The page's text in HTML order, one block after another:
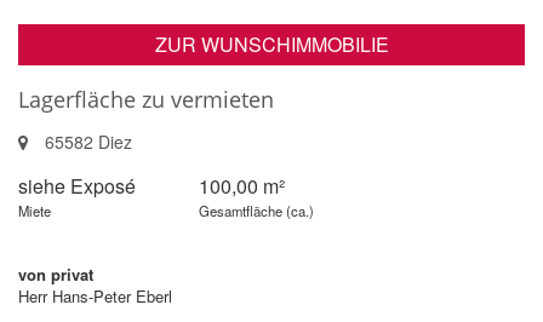
ZUR WUNSCHIMMOBILIE
Lagerfläche zu vermieten
65582 Diez
siehe Exposé
Miete
100,00 m²
Gesamtfläche (ca.)
von privat
Herr Hans-Peter Eberl